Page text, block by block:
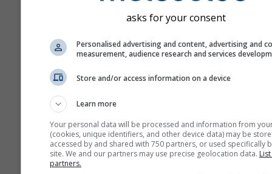
asks for your consent
Personalised advertising and content, advertising and
measurement, audience research and services
Store and/or access information on a device
Learn more
Your personal data will be processed and information from
(cookies, unique identifiers, and other device data) may be
accessed by and shared with 750 partners, or used specifically
site. We and our partners may use precise geolocation data.
partners.